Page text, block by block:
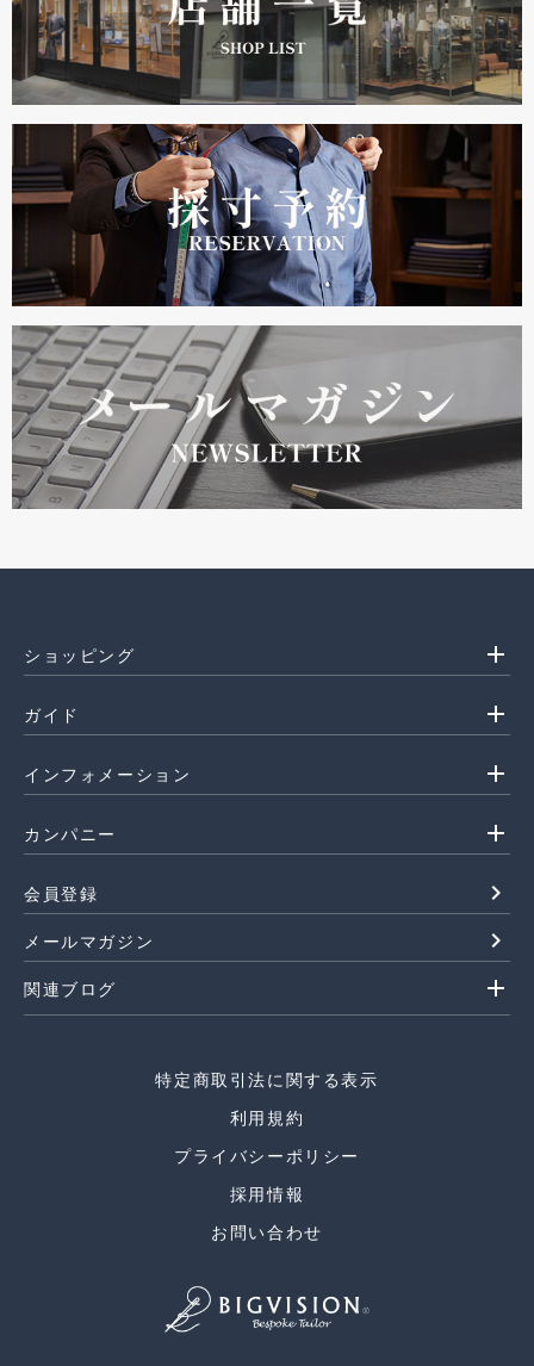
ショッピング add
ガイド add
インフォメーション add
カンパニー add
会員登録 navigate_next
メールマガジン navigate_next
関連ブログ add
特定商取引法に関する表示
利用規約
プライバシーポリシー
採用情報
お問い合わせ